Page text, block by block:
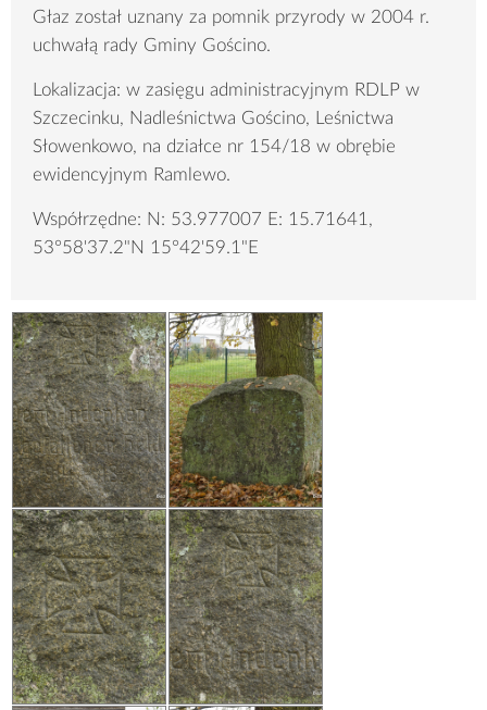
Głaz został uznany za pomnik przyrody w 2004 r.
uchwałą rady Gminy Gościno.
Lokalizacja: w zasięgu administracyjnym RDLP w
Szczecinku, Nadleśnictwa Gościno, Leśnictwa
Słowenkowo, na działce nr 154/18 w obrębie
ewidencyjnym Ramlewo.
Współrzędne: N: 53.977007 E: 15.71641,
53°58'37.2"N 15°42'59.1"E